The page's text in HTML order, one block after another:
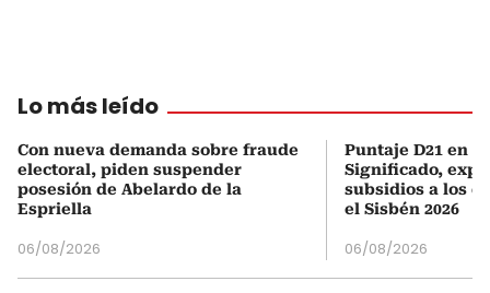
Lo más leído
Con nueva demanda sobre fraude
electoral, piden suspender
posesión de Abelardo de la
Espriella
06/08/2026
Puntaje D21 en
Significado,
subsidios a los
el Sisbén 2026
06/08/2026